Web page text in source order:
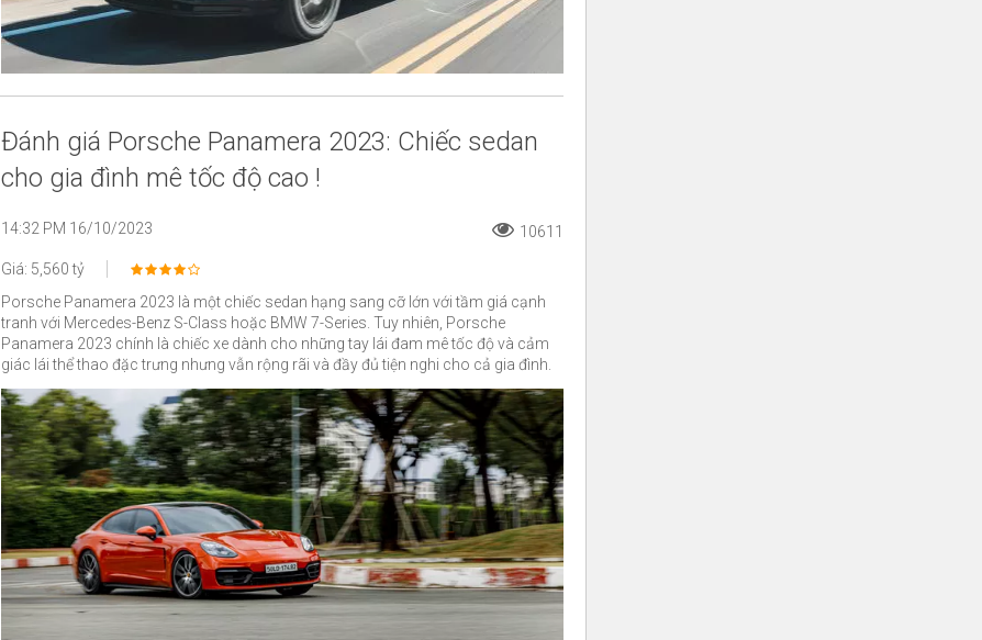
Đánh giá Porsche Panamera 2023: Chiếc sedan
cho gia đình mê tốc độ cao !
14:32 PM 16/10/2023 10611
Giá: 5,560 tỷ
Porsche Panamera 2023 là một chiếc sedan hạng sang cỡ lớn với tầm giá cạnh
tranh với Mercedes-Benz S-Class hoặc BMW 7-Series. Tuy nhiên, Porsche
Panamera 2023 chính là chiếc xe dành cho những tay lái đam mê tốc độ và cảm
giác lái thể thao đặc trưng nhưng vẫn rộng rãi và đầy đủ tiện nghi cho cả gia đình.